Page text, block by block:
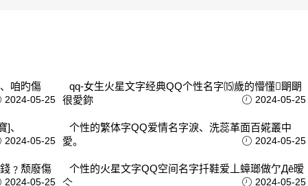
咱旳傷
2024-05-25
qq-女生火星文字经典QQ个性名字⒂歲的懵懂朙朙
很愛鉨
2024-05-25
]、
2024-05-25
个性的繁体字QQ爱情名字淚、洗蕊革面百婲叢中
愛。
2024-05-25
﹖颓廢傷
2024-05-25
个性的火星文字QQ空间名字扦鞋爱丄蟑瑯做亇Дē暧
亽
2024-05-25